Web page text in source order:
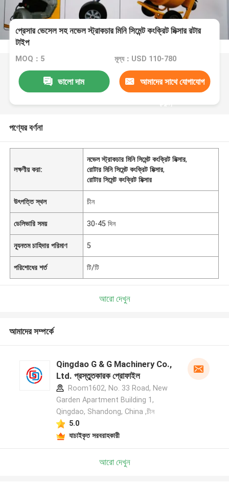
প্রেসার ভেসেল সহ নভেল স্ট্রাকচার মিনি সিমেন্ট কংক্রিট মিক্সার রটার
টাইপ
MOQ：5 মূল্য：USD 110-780
ভালো দাম আমাদের সাথে যোগাযোগ
করুন
পণ্যের বর্ণনা
লক্ষণীয় করা:
নভেল স্ট্রাকচার মিনি সিমেন্ট কংক্রিট মিক্সার,
রোটার মিনি সিমেন্ট কংক্রিট মিক্সার,
রোটার সিমেন্ট কংক্রিট মিক্সার
উৎপত্তি স্থল চীন
ডেলিভারি সময় 30-45 দিন
ন্যূনতম চাহিদার পরিমাণ 5
পরিশোধের শর্ত টি/টি
আরো দেখুন
আমাদের সম্পর্কে
Qingdao G & G Machinery Co.,
Ltd. প্রস্তুতকারক প্রোফাইল
Room1602, No. 33 Road, New
Garden Apartment Building 1,
Qingdao, Shandong, China ,চীন
5.0
যাচাইকৃত সরবরাহকারী
আরো দেখুন